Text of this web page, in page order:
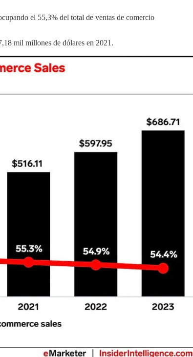
el 55,3% del total de ventas de comercio
mil millones de dólares en 2021.